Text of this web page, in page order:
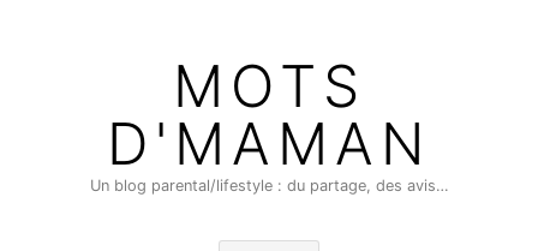
MOTS
D'MAMAN
Un blog parental/lifestyle : du partage, des avis…